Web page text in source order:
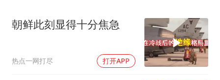
梅婷12岁女儿百花奖发言
加沙约14万栋建筑被完全摧毁
从科技创新看开局起步的时与势
朝鲜此刻显得十分焦急
热点一网打尽 打开APP